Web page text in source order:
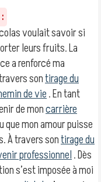
voulait savoir si
leurs fruits. La
a renforcé ma
sontirage du
de vie. En tant
de moncarrière
que mon amour puisse
À travers sontirage du
professionnel. Dès
s’est imposée à moi